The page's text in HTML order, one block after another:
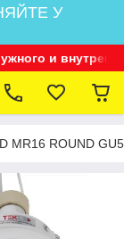
У
и
MR16 ROUND